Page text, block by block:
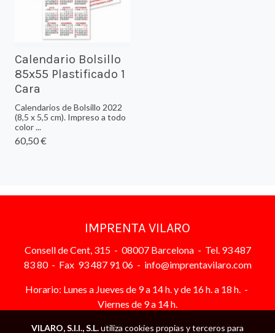
Calendario Bolsillo
85x55 Plastificado 1
Cara
Calendarios de Bolsillo 2022
(8,5 x 5,5 cm). Impreso a todo
color ...
60,50 €
IMPRENTA VILARO
Consell de Cent, 315 - 08007 Barcelona - Tel. 93 487
83 80 - Fax 93 487 91 06 - info@imprentavilaro.com
Horario: Lunes a Jueves de 9 a 14 h. y de 16 h. a 18 h. -
Viernes de 9 a 14 h.
VILARO, S.I.I., S.L.utiliza cookies propias y terceros para